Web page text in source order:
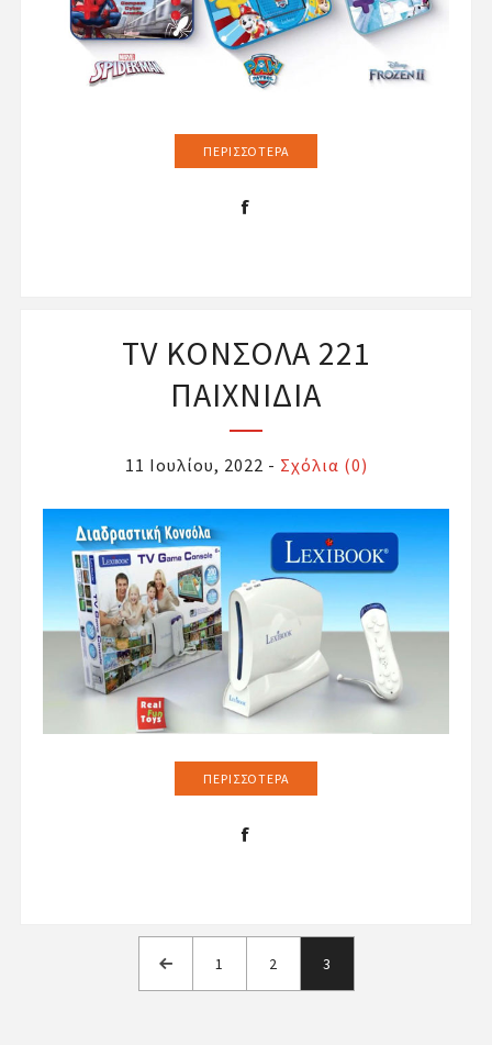
ΠΕΡΙΣΣΌΤΕΡΑ
TV ΚΟΝΣΟΛΑ 221
ΠΑΙΧΝΙΔΙΑ
11 Ιουλίου, 2022 - Σχόλια (0)
ΠΕΡΙΣΣΌΤΕΡΑ
1 2 3